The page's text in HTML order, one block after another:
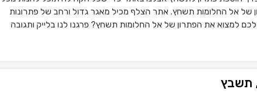
של אל החלומות תשחץ. אתר הצלף מכיל מאגר גדול ורחב של פתרונות
למצוא את הפתרון של אל החלומות תשחץ? פרגנו לנו בלייק ותגובה
תשבץ